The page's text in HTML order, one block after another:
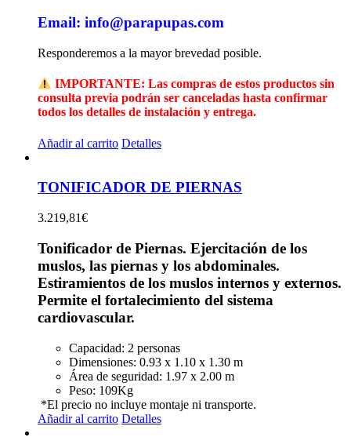
Email: info@parapupas.com
Responderemos a la mayor brevedad posible.
IMPORTANTE: Las compras de estos productos sin
consulta previa podrán ser canceladas hasta confirmar
todos los detalles de instalación y entrega.
Añadir al carrito Detalles
TONIFICADOR DE PIERNAS
3.219,81€
Tonificador de Piernas. Ejercitación de los
muslos, las piernas y los abdominales.
Estiramientos de los muslos internos y externos.
Permite el fortalecimiento del sistema
cardiovascular.
Capacidad: 2 personas
Dimensiones: 0.93 x 1.10 x 1.30 m
Área de seguridad: 1.97 x 2.00 m
Peso: 109Kg
*El precio no incluye montaje ni transporte.
Añadir al carrito Detalles